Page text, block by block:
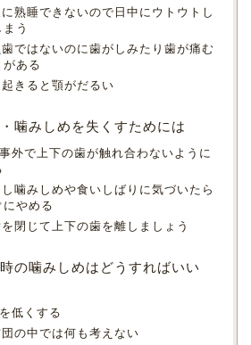
熟睡できないので日中にウトウトし
う
ではないのに歯がしみたり歯が痛む
がある
きると顎がだるい
噛みしめを失くすためには
外で上下の歯が触れ合わないように
噛みしめや食いしばりに気づいたら
にやめる
閉じて上下の歯を離しましょう
の噛みしめはどうすればいい
低くする
の中では何も考えない